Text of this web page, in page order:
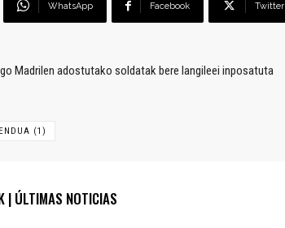
WhatsApp Facebook Twitter
Madrilen adostutako soldatak bere langileei inposatuta
(1)
| ÚLTIMAS NOTICIAS